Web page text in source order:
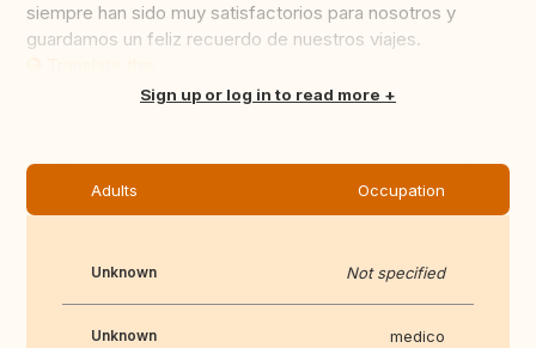
siempre han sido muy satisfactorios para nosotros y
guardamos un feliz recuerdo de nuestros viajes.
Sign up or log in to read more
Adults Occupation
Unknown Not specified
Unknown medico